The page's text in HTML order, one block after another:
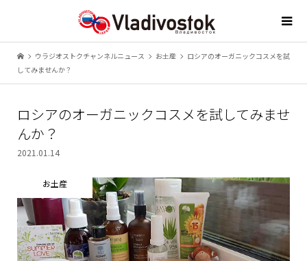
ウラジオストクチャンネルニュース お土産
ロシアのオーガニックコスメを試
してみませんか？
ロシアのオーガニックコスメを試してみませ
んか？
2021.01.14
お土産